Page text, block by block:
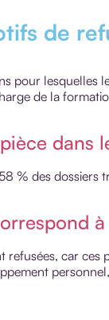
de
pour lesquelles
de la
dans
% des dossiers
refusées, car